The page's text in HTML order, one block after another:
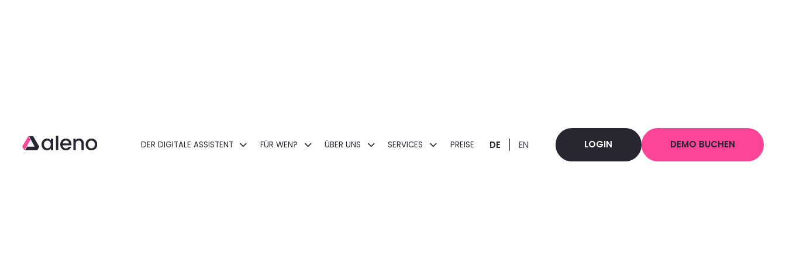
Open main menuDER DIGITALE ASSISTENT FÜR WEN? ÜBER UNS SERVICES PREISE DE EN LOGIN DEMO BUCHEN